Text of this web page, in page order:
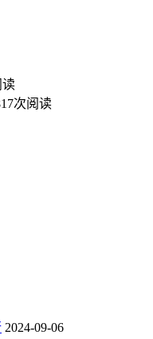
读
次阅读
2024-09-06